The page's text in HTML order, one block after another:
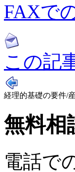
FAXで
この記
経理的基礎の要件/
無料相
電話で